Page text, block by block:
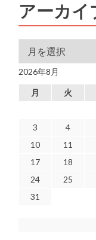
アーカイ
アーカイブ
2026年8月
月 火
3
4
10
11
17
18
24
25
31